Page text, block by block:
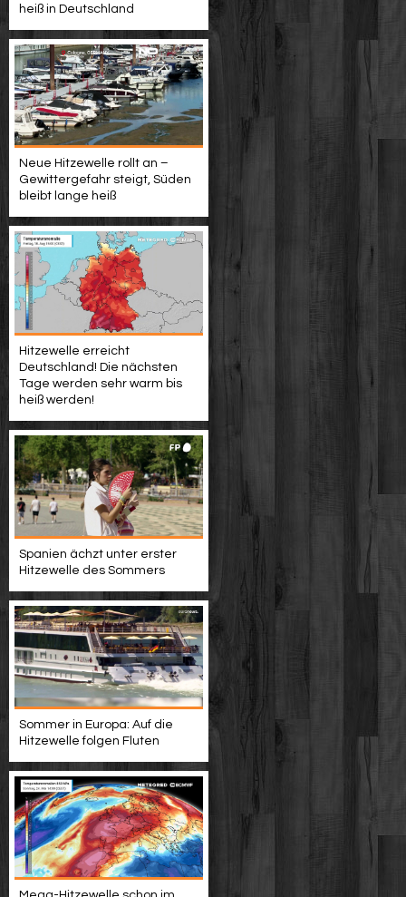
heiß in Deutschland
Neue Hitzewelle rollt an –
Gewittergefahr steigt, Süden
bleibt lange heiß
Hitzewelle erreicht
Deutschland! Die nächsten
Tage werden sehr warm bis
heiß werden!
Spanien ächzt unter erster
Hitzewelle des Sommers
Sommer in Europa: Auf die
Hitzewelle folgen Fluten